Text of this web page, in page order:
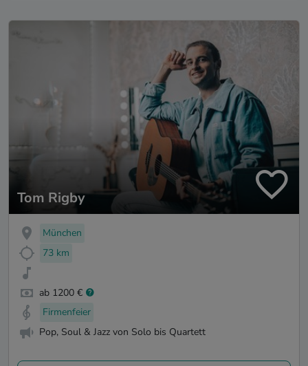
Tom Rigby
München
73 km
ab 1200 €
Firmenfeier
Pop, Soul & Jazz von Solo bis Quartett